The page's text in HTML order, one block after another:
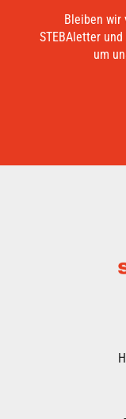
Bleiben wir
STEBAletter
um